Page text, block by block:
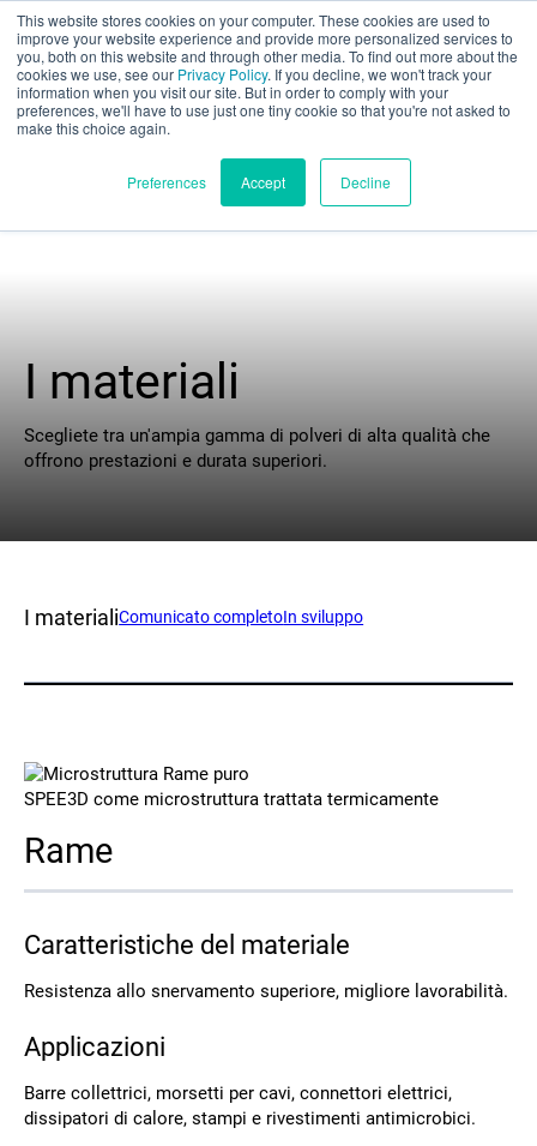
This website stores cookies on your computer. These cookies are used to
improve your website experience and provide more personalized services to
you, both on this website and through other media. To find out more about the
cookies we use, see our Privacy Policy. If you decline, we won't track your
information when you visit our site. But in order to comply with your
preferences, we'll have to use just one tiny cookie so that you're not asked to
make this choice again.
Preferences Accept Decline
Valutazione parziale
I materiali
X Facebook LinkedIn
I materiali
Scegliete tra un'ampia gamma di polveri di alta qualità che
offrono prestazioni e durata superiori.
I materialiComunicato completoIn sviluppo
Rame
Caratteristiche del materiale
Resistenza allo snervamento superiore, migliore lavorabilità.
Applicazioni
Barre collettrici, morsetti per cavi, connettori elettrici,
dissipatori di calore, stampi e rivestimenti antimicrobici.
SPEE3D come microstruttura trattata termicamente